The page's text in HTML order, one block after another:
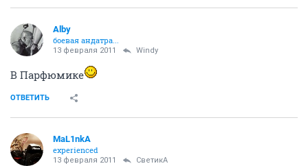
Alby
боевая андатра...
13 февраля 2011 Windy
В Парфюмике
ОТВЕТИТЬ
MaL1nkA
experienced
13 февраля 2011 СветикА